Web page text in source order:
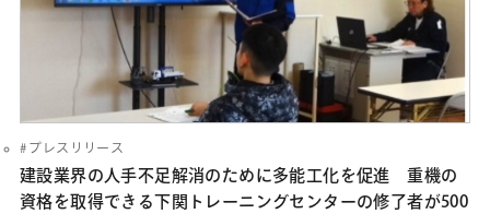
プレスリリース
建設業界の人手不足解消のために多能工化を促進 重機の
資格を取得できる下関トレーニングセンターの修了者が500